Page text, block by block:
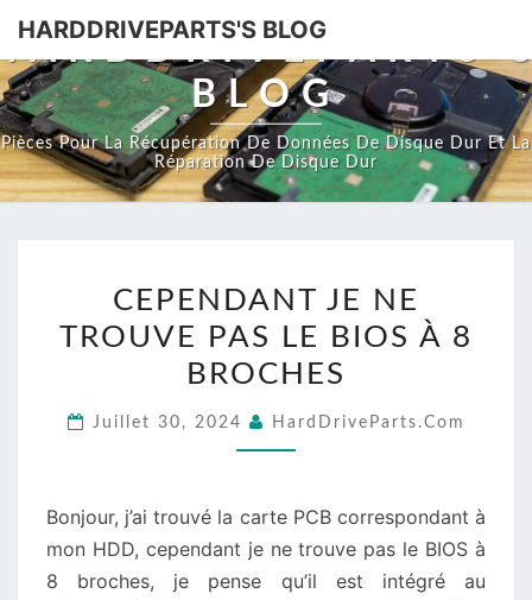
HARDDRIVEPARTS'S BLOG
BLOG
Pièces Pour La Récupération De Données De Disque Dur Et La
Réparation De Disque Dur
JE
NE
TROUVE
LE
8
BROCHES
CEPENDANT JE NE
TROUVE PAS LE BIOS À 8
BROCHES
Juillet 30, 2024 HardDriveParts.com
Bonjour, j’ai trouvé la carte PCB correspondant à
mon HDD, cependant je ne trouve pas le BIOS à
8 broches, je pense qu’il est intégré au